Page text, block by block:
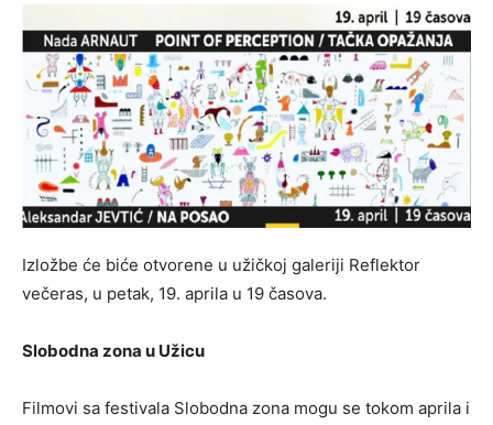
Izložbe će biće otvorene u užičkoj galeriji Reflektor
večeras, u petak, 19. aprila u 19 časova.
Slobodna zona u Užicu
Filmovi sa festivala Slobodna zona mogu se tokom aprila i